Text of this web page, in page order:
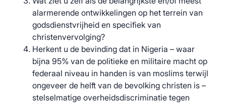
alarmerende ontwikkelingen op het terrein van
godsdienstvrijheid en specifiek van
christenvervolging?
Herkent u de bevinding dat in Nigeria – waar
bijna 95% van de politieke en militaire macht op
federaal niveau in handen is van moslims terwijl
ongeveer de helft van de bevolking christen is –
stelselmatige overheidsdiscriminatie tegen